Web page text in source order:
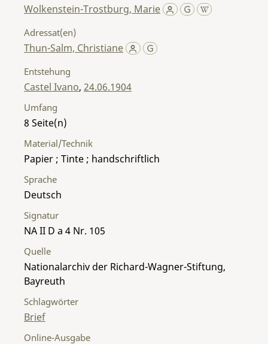
Wolkenstein-Trostburg, Marie
Adressat(en)
Thun-Salm, Christiane
Entstehung
Castel Ivano, 24.06.1904
Umfang
8
Material/Technik
Papier ; Tinte ; handschriftlich
Sprache
Deutsch
Signatur
NA II D a 4 Nr. 105
Quelle
Nationalarchiv der Richard-Wagner-Stiftung,
Bayreuth
Schlagwörter
Brief
Online-Ausgabe